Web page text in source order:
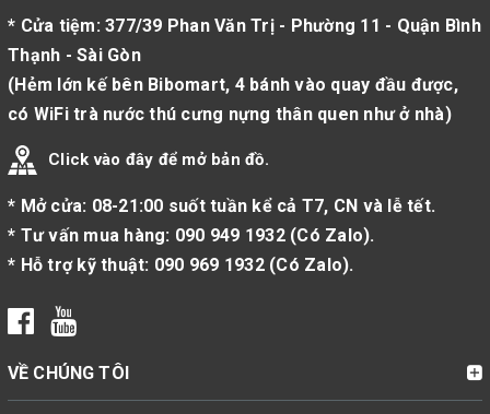
* Cửa tiệm: 377/39 Phan Văn Trị - Phường 11 - Quận Bình
Thạnh - Sài Gòn
(Hẻm lớn kế bên Bibomart, 4 bánh vào quay đầu được,
có WiFi trà nước thú cưng nựng thân quen như ở nhà)
Click vào đây để mở bản đồ.
* Mở cửa: 08-21:00 suốt tuần kể cả T7, CN và lễ tết.
* Tư vấn mua hàng: 090 949 1932(Có Zalo).
* Hỗ trợ kỹ thuật: 090 969 1932(Có Zalo).
VỀ CHÚNG TÔI